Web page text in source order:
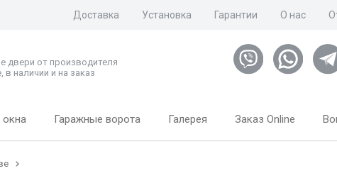
Доставка Установка Гарантии О нас
двери от производителя
в наличии и на заказ
окна Гаражные ворота Галерея Заказ Online